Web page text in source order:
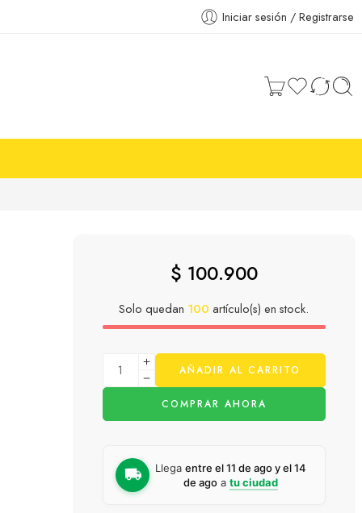
Iniciar sesión / Registrarse
$ 100.900
Solo quedan 100 artículo(s) en stock.
AÑADIR AL CARRITO
COMPRAR AHORA
Llegaentre el 11 de ago y el 14
de ago atu ciudad